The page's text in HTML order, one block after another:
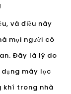
máy lọc
khí trong nhà
nhiều câu hỏi
Máy lọc
là liệu máy lọc
Mọi người